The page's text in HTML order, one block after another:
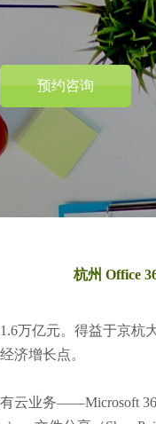
预约咨询
杭州 Office
万亿元。得益于京
济增长点。
云业务——Microsoft